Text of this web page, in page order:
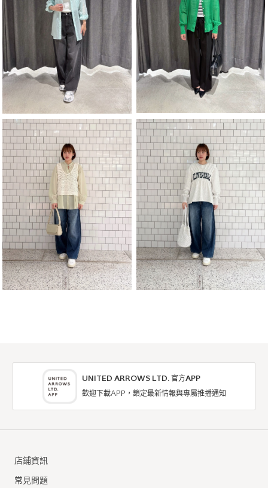
UNITED ARROWS LTD. 官方APP
歡迎下載APP，鎖定最新情報與專屬推播通知
店鋪資訊
常見問題